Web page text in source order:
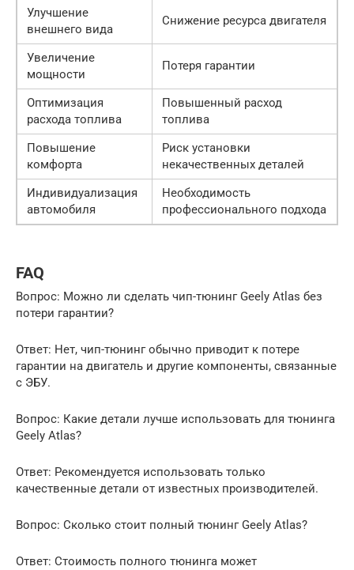
Улучшение
внешнего вида
Снижение ресурса двигателя
Увеличение
мощности
Потеря гарантии
Оптимизация
расхода топлива
Повышенный расход
топлива
Повышение
комфорта
Риск установки
некачественных деталей
Индивидуализация
автомобиля
Необходимость
профессионального подхода
FAQ
Вопрос: Можно ли сделать чип-тюнинг Geely Atlas без
потери гарантии?
Ответ: Нет, чип-тюнинг обычно приводит к потере
гарантии на двигатель и другие компоненты, связанные
с ЭБУ.
Вопрос: Какие детали лучше использовать для тюнинга
Geely Atlas?
Ответ: Рекомендуется использовать только
качественные детали от известных производителей.
Вопрос: Сколько стоит полный тюнинг Geely Atlas?
Ответ: Стоимость полного тюнинга может